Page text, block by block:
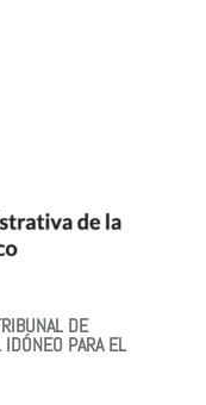
DE
PARA EL